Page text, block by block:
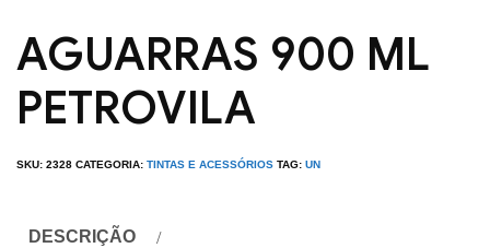
AGUARRAS 900 ML
PETROVILA
SKU: 2328 CATEGORIA: TINTAS E ACESSÓRIOS TAG: UN
DESCRIÇÃO